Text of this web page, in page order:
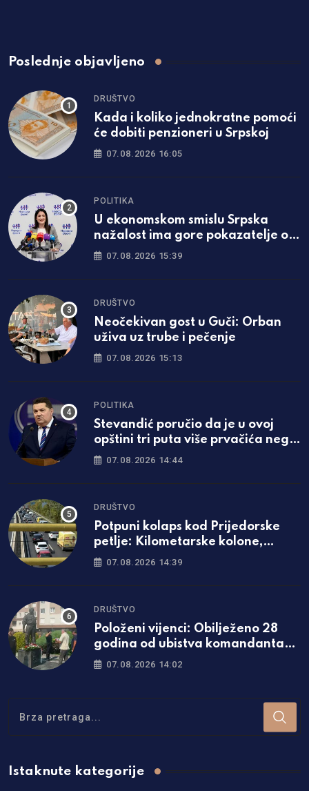
Poslednje objavljeno
DRUŠTVO
Kada i koliko jednokratne pomoći
će dobiti penzioneri u Srpskoj
07.08.2026 16:05
POLITIKA
U ekonomskom smislu Srpska
nažalost ima gore pokazatelje od
Federacije
07.08.2026 15:39
DRUŠTVO
Neočekivan gost u Guči: Orban
uživa uz trube i pečenje
07.08.2026 15:13
POLITIKA
Stevandić poručio da je u ovoj
opštini tri puta više prvačića nego
lani07.08.2026 14:44
DRUŠTVO
Potpuni kolaps kod Prijedorske
petlje: Kilometarske kolone,
vozači zaglavljeni u saobraćaju
07.08.2026 14:39
DRUŠTVO
Položeni vijenci: Obilježeno 28
godina od ubistva komandanta
“Belih vukova”
07.08.2026 14:02
Istaknute kategorije